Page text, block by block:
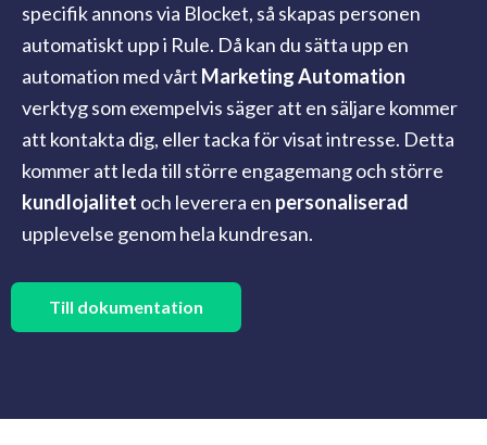
specifik annons via Blocket, så skapas personen
automatiskt upp i Rule. Då kan du sätta upp en
automation med vårt Marketing Automation
verktyg som exempelvis säger att en säljare kommer
att kontakta dig, eller tacka för visat intresse. Detta
kommer att leda till större engagemang och större
kundlojalitet och leverera en personaliserad
upplevelse genom hela kundresan.
Till dokumentation